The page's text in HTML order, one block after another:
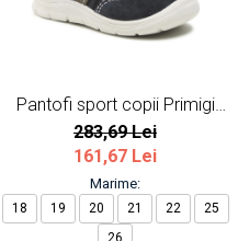
Pantofi sport copii Primigi
bleumarin
283,69 Lei
161,67 Lei
Marime:
18 19 20 21 22
25
26